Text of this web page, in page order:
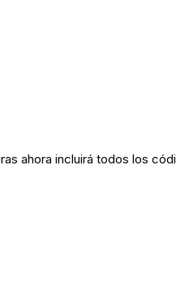
ahora incluirá todos los